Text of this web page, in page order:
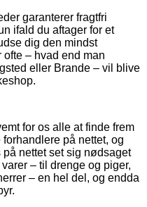
garanterer fragtfri
ifald du aftager for et
dig den mindst
– hvad end man
eller Brande – vil blive
for os alle at finde frem
på nettet, og
nettet set sig nødsaget
– til drenge og piger,
– en hel del, og endda